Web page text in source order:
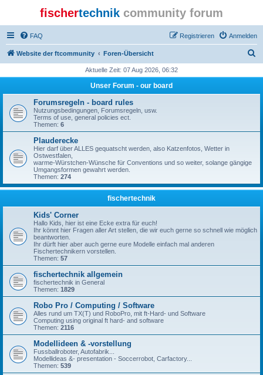
fischertechnik community forum
FAQ Anmelden
Registrieren
Website der ftcommunity Foren-Übersicht
h
Aktuelle Zeit: 07 Aug 2026, 06:32
Unser Forum - our board
Forumsregeln - board rules
Nutzungsbedingungen, Forumsregeln, usw.
Terms of use, general policies ect.
Themen: 6
Plauderecke
Hier darf über ALLES gequatscht werden, also Katzenfotos, Wetter in
Ostwestfalen,
warme-Würstchen-Wünsche für Conventions und so weiter, solange gängige
Umgangsformen gewahrt werden.
Themen: 274
fischertechnik
Kids' Corner
Hallo Kids, hier ist eine Ecke extra für euch!
Ihr könnt hier Fragen aller Art stellen, die wir euch gerne so schnell wie möglich
beantworten.
Ihr dürft hier aber auch gerne eure Modelle einfach mal anderen
Fischertechnikern vorstellen.
Themen: 57
fischertechnik allgemein
fischertechnik in General
Themen: 1829
Robo Pro / Computing / Software
Alles rund um TX(T) und RoboPro, mit ft-Hard- und Software
Computing using original ft hard- and software
Themen: 2116
Modellideen & -vorstellung
Fussballroboter, Autofabrik...
Modellideas &- presentation - Soccerrobot, Carfactory...
Themen: 539